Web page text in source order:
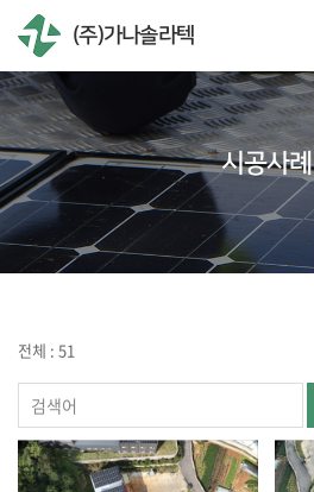
(주)가나솔라텍
시공사례
전체 : 51